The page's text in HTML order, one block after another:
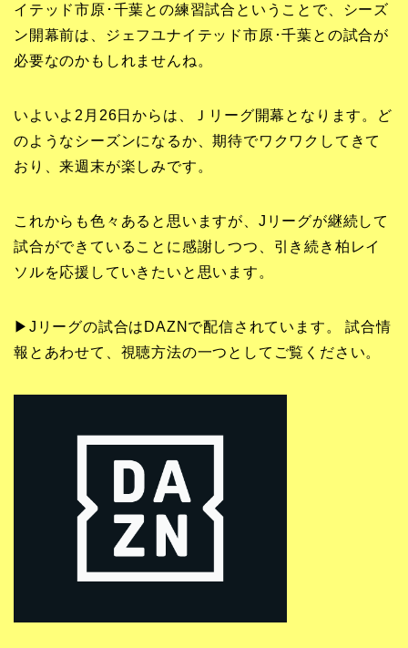
イテッド市原･千葉との練習試合ということで、シーズ
ン開幕前は、ジェフユナイテッド市原･千葉との試合が
必要なのかもしれませんね。
いよいよ2月26日からは、Ｊリーグ開幕となります。ど
のようなシーズンになるか、期待でワクワクしてきて
おり、来週末が楽しみです。
これからも色々あると思いますが、Jリーグが継続して
試合ができていることに感謝しつつ、引き続き柏レイ
ソルを応援していきたいと思います。
▶Jリーグの試合はDAZNで配信されています。 試合情
報とあわせて、視聴方法の一つとしてご覧ください。